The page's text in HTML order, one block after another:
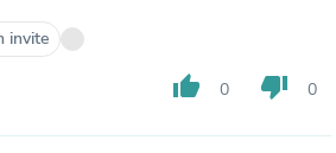
invite
thumb_up 0 thumb_down 0